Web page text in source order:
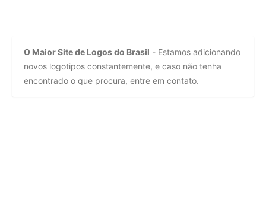
O Maior Site de Logos do Brasil - Estamos adicionando
novos logotipos constantemente, e caso não tenha
encontrado o que procura, entre em contato.